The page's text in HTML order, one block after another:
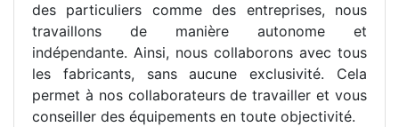
des particuliers comme des entreprises, nous
travaillons de manière autonome et
indépendante. Ainsi, nous collaborons avec tous
les fabricants, sans aucune exclusivité. Cela
permet à nos collaborateurs de travailler et vous
conseiller des équipements en toute objectivité.